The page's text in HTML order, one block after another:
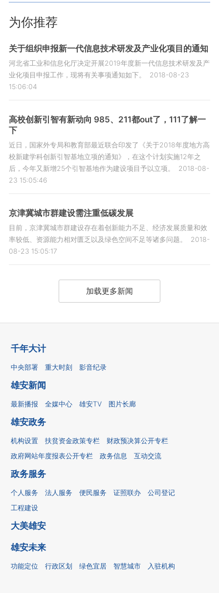
为你推荐
关于组织申报新一代信息技术研发及产业化项目的通知
河北省工业和信息化厅决定开展2019年度新一代信息技术研发及产
业化项目申报工作，现将有关事项通知如下。
2018-08-23
15:06:04
高校创新引智有新动向 985、211都out了，111了解一
下
近日，国家外专局和教育部最近联合印发了《关于2018年度地方高
校新建学科创新引智基地立项的通知》，在这个计划实施12年之
后，今年又新增25个引智基地作为建设项目予以立项。
2018-08-
23 15:05:46
京津冀城市群建设需注重低碳发展
目前，京津冀城市群建设存在着创新能力不足、经济发展质量和效
率较低、资源能力相对匮乏以及绿色空间不足等诸多问题。
2018-
08-23 15:05:17
加载更多新闻
千年大计
中央部署 重大时刻 影音纪录
雄安新闻
最新播报 全媒中心 雄安TV 图片长廊
雄安政务
机构设置 扶贫资金政策专栏
财政预决算公开专栏
政府网站年度报表公开专栏
政务信息 互动交流
政务服务
个人服务 法人服务 便民服务 证照联办
公司登记
工程建设
大美雄安
雄安未来
功能定位 行政区划 绿色宜居 智慧城市 入驻机构